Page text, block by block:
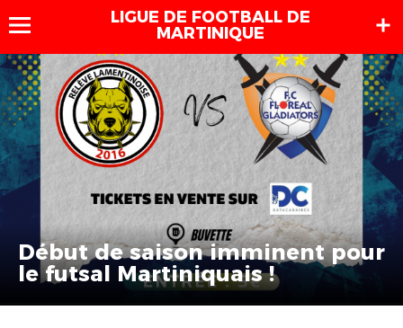
LIGUE DE FOOTBALL DE
MARTINIQUE
Début de saison imminent pour
le futsal Martiniquais !